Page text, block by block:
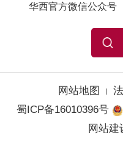
华西官方微信公众号
网站地图
蜀ICP备16010396号
网站建